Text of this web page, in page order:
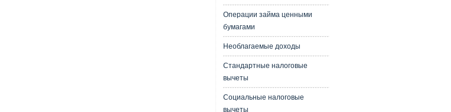
Операции займа ценными
бумагами
Необлагаемые доходы
Стандартные налоговые
вычеты
Социальные налоговые
вычеты